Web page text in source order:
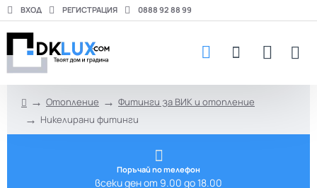
ВХОД РЕГИСТРАЦИЯ 0888 92 88 99
Отопление
Фитинги за ВИК и отопление
Никелирани фитинги
Поръчай по телефон
всеки ден от 9.00 до 18.00